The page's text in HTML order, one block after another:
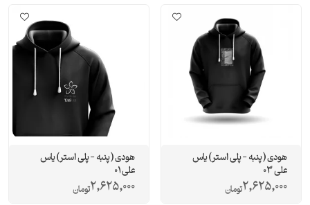
هودی ( پنبه - پلی استر ) یاس
علی 03
2,625,000تومان
هودی ( پنبه - پلی استر ) یاس
علی 01
2,625,000تومان